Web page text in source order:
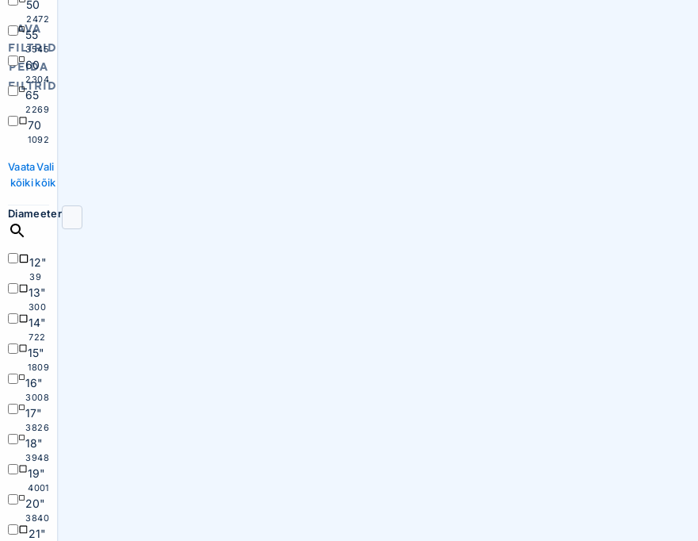
AVA
FILTRID
PEIDA
FILTRID
50
2472
55
3545
60
2304
65
2269
70
1092
Vaata
kõiki
Vali
kõik
Diameeter
12"
39
13"
300
14"
722
15"
1809
16"
3008
17"
3826
18"
3948
19"
4001
20"
3840
21"